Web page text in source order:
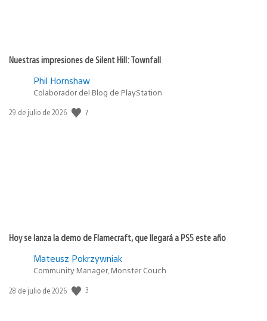
Nuestras impresiones de Silent Hill: Townfall
Phil Hornshaw
Colaborador del Blog de PlayStation
Fecha
29 de julio de 2026 7
Hoy se lanza la demo de Flamecraft, que llegará a PS5 este año
Mateusz Pokrzywniak
Community Manager, Monster Couch
Fecha
28 de julio de 2026 3